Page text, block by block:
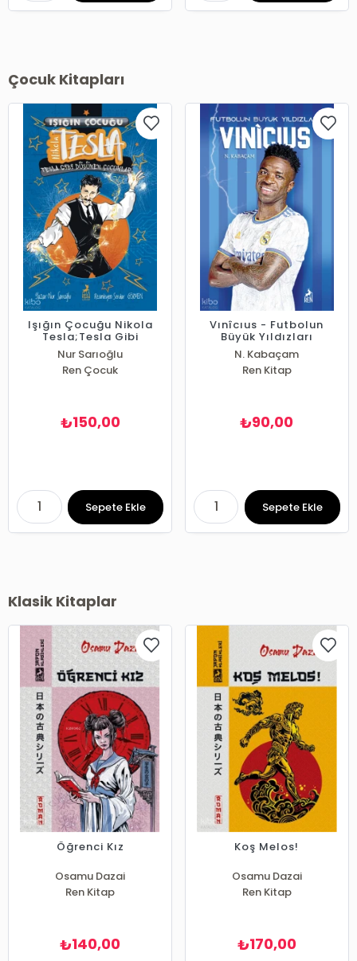
Çocuk Kitapları
Işığın Çocuğu Nikola
Tesla;Tesla Gibi
Düşünen Çocuklar
Nur Sarıoğlu
Ren Çocuk
₺150,00
Sepete Ekle
Vınîcıus - Futbolun
Büyük Yıldızları
N. Kabaçam
Ren Kitap
₺90,00
Sepete Ekle
Klasik Kitaplar
Öğrenci Kız
Osamu Dazai
Ren Kitap
₺140,00
Koş Melos!
Osamu Dazai
Ren Kitap
₺170,00